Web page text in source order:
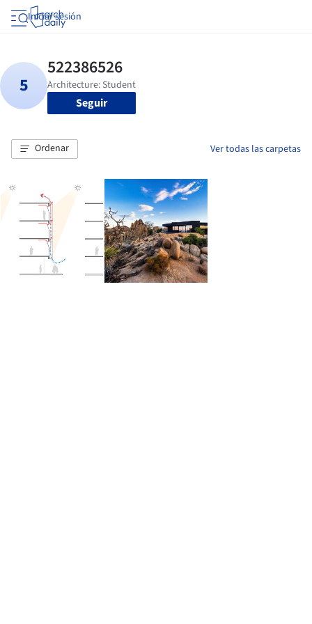
Iniciar sesión
Seguir
Ordenar Ver todas las carpetas